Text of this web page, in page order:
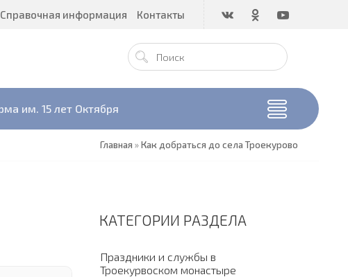
Справочная информация Контакты
им. 15 лет Октября
Главная »Как добраться до села Троекурово
КАТЕГОРИИ РАЗДЕЛА
Праздники и службы в
Троекурвоском монастыре